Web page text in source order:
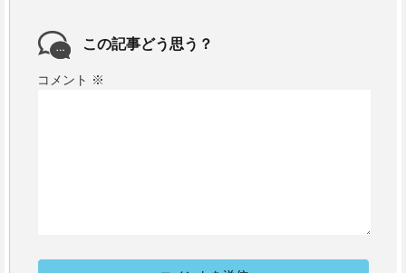
この記事どう思う？
コメント ※